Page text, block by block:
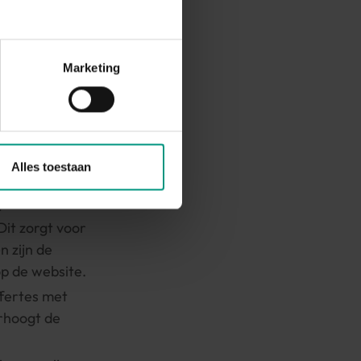
Marketing
Alles toestaan
waarop
zorgt voor
zijn de
de website.
met
de